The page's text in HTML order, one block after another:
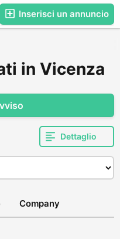
Inserisci un annuncio
in Vicenza
Dettaglio
Company